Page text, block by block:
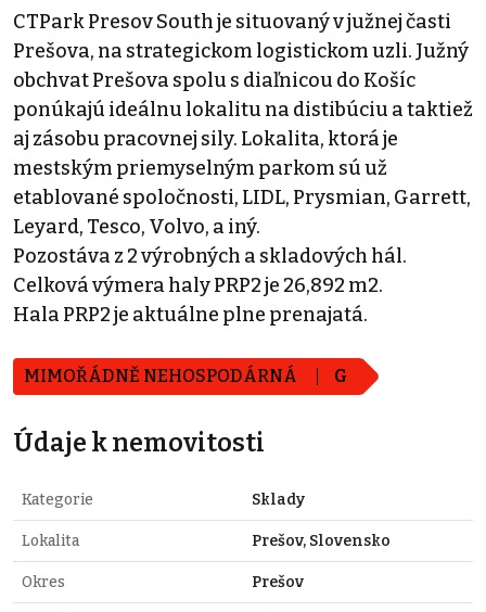
CTPark Presov South je situovaný v južnej časti
Prešova, na strategickom logistickom uzli. Južný
obchvat Prešova spolu s diaľnicou do Košíc
ponúkajú ideálnu lokalitu na distibúciu a taktiež
aj zásobu pracovnej sily. Lokalita, ktorá je
mestským priemyselným parkom sú už
etablované spoločnosti, LIDL, Prysmian, Garrett,
Leyard, Tesco, Volvo, a iný.
Pozostáva z 2 výrobných a skladových hál.
Celková výmera haly PRP2 je 26,892 m2.
Hala PRP2 je aktuálne plne prenajatá.
MIMOŘÁDNĚ NEHOSPODÁRNÁ G
Údaje k nemovitosti
Kategorie Sklady
Lokalita Prešov, Slovensko
Okres Prešov